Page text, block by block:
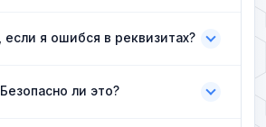
если я ошибся в реквизитах?
Безопасно ли это?